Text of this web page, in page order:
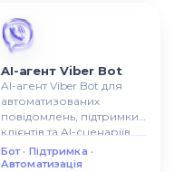
AI-агент Viber Bot
AI-агент Viber Bot для
автоматизованих
повідомлень, підтримки
клієнтів та AI-сценаріїв
спілкування.
Бот · Підтримка ·
Автоматизація